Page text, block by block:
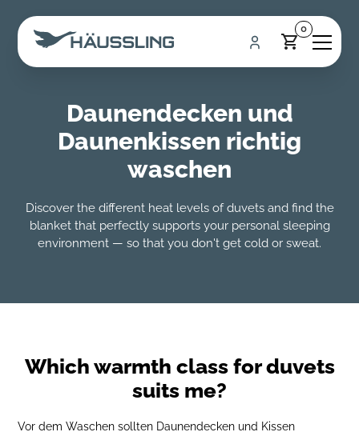
0
Daunendecken und
Daunenkissen richtig
waschen
Discover the different heat levels of duvets and find the
blanket that perfectly supports your personal sleeping
environment — so that you don't get cold or sweat.
Which warmth class for duvets
suits me?
Vor dem Waschen sollten Daunendecken und Kissen